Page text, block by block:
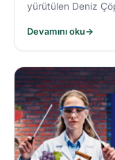
yürütülen Deniz
etkinlikleri, çevre
katkı sağladı.
Devamını oku→